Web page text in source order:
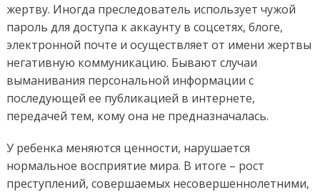
жертву. Иногда преследователь использует чужой
пароль для доступа к аккаунту в соцсетях, блоге,
электронной почте и осуществляет от имени жертвы
негативную коммуникацию. Бывают случаи
выманивания персональной информации с
последующей ее публикацией в интернете,
передачей тем, кому она не предназначалась.
У ребенка меняются ценности, нарушается
нормальное восприятие мира. В итоге – рост
преступлений, совершаемых несовершеннолетними,